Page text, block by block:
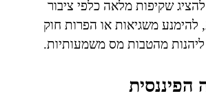
שקיפות מלאה כלפי ציבור
להימנע משגיאות או הפרות חוק
מהטבות מס משמעותיות.
הפיננסית